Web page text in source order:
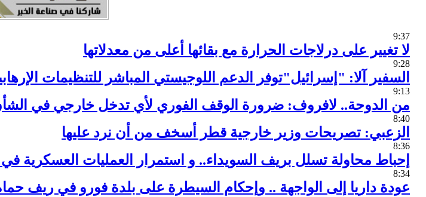
9:37
لا تغيير على درلاجات الحرارة مع بقائها أعلى من معدلاتها
9:28
السفير آلا: "إسرائيل"توفر الدعم اللوجيستي المباشر للتنظيمات
9:13
من الدوحة.. لافروف: ضرورة الوقف الفوري لأي تدخل خارجي في
8:40
الزعبي: تصريحات وزير خارجية قطر أسخف من أن نرد عليها
8:36
إحباط محاولة تسلل بريف السويداء.. و استمرار العمليات العسكرية
8:34
عودة داريا إلى الواجهة .. وإحكام السيطرة على بلدة فورو في ريف